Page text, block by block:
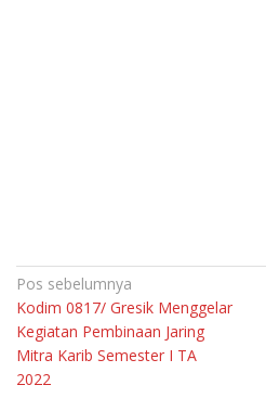
Navigasi
pos
Pos sebelumnya
Kodim 0817/ Gresik Menggelar
Kegiatan Pembinaan Jaring
Mitra Karib Semester I TA
2022